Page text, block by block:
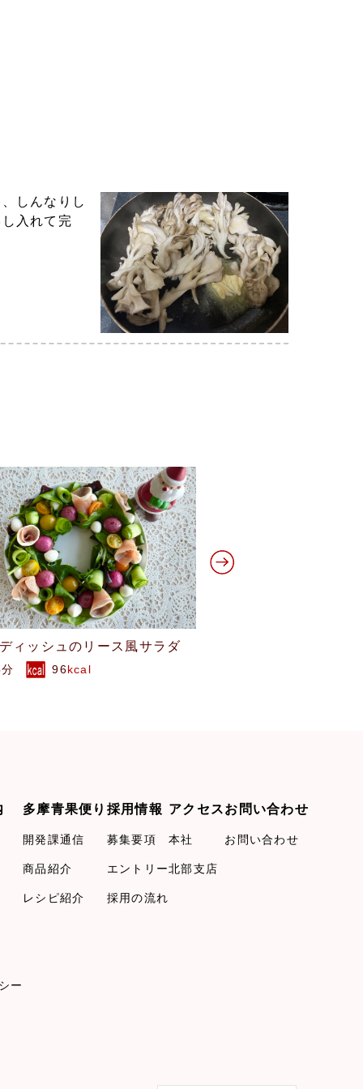
しんなりし
入れて完
柿の白和え
225kcal
ー
多摩青果便り
開発課通信
商品紹介
レシピ紹介
採用情報
募集要項
エントリー
採用の流れ
アクセス
本社
北部支店
お問い合わせ
お問い合わせ